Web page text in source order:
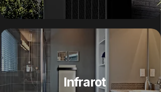
Infrarot